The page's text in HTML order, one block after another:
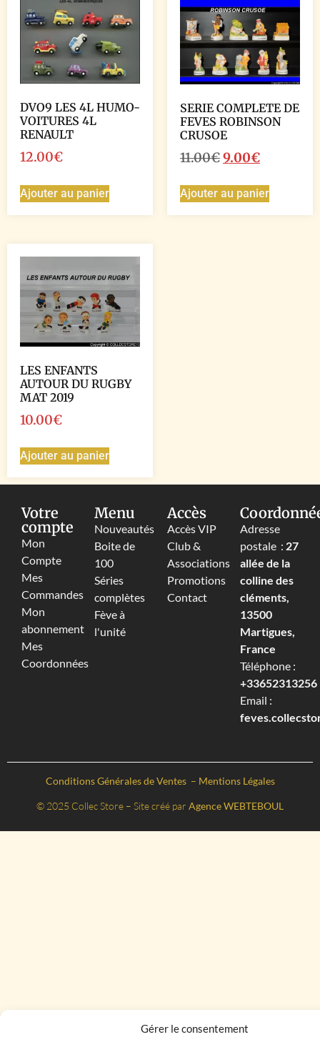
Gérer le consentement
DVO9 LES 4L HUMO-
VOITURES 4L
RENAULT
12.00€
Ajouter au panier
SERIE COMPLETE DE
FEVES ROBINSON
CRUSOE
11.00€9.00€
Ajouter au panier
LES ENFANTS
AUTOUR DU RUGBY
MAT 2019
10.00€
Ajouter au panier
Votre
compte
Mon
Compte
Mes
Commandes
Mon
abonnement
Mes
Coordonnées
Menu
Nouveautés
Boite de
100
Séries
complètes
Fève à
l'unité
Accès
Accès VIP
Club &
Associations
Promotions
Contact
Adresse
postale : 27
allée de la
colline des
cléments,
13500
Martigues,
France
Téléphone :
+33652313256‬
Email :
Conditions Générales de Ventes – Mentions Légales
© 2025 Collec Store – Site créé par Agence WEBTEBOUL